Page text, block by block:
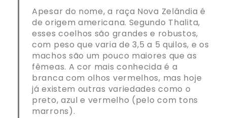
Apesar do nome, a raça Nova Zelândia é
de origem americana. Segundo Thalita,
esses coelhos são grandes e robustos,
com peso que varia de 3,5 a 5 quilos, e os
machos são um pouco maiores que as
fêmeas. A cor mais conhecida é a
branca com olhos vermelhos, mas hoje
já existem outras variedades como o
preto, azul e vermelho (pelo com tons
marrons).